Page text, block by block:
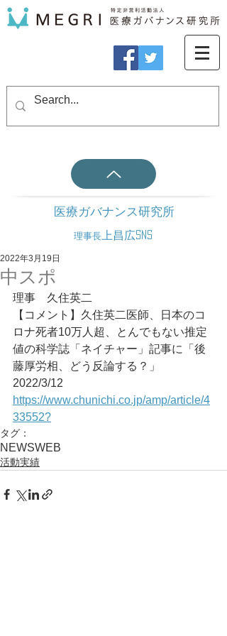
医療ガバナンス研究所
理事長 上昌広SNS
中スポ
2022年3月19日
理事　久住英二
【コメント】久住英二医師、日本のコ
ロナ死者10万人超、とんでもない推定
値の科学誌「ネイチャー」記事に「後
藤厚労相、どう反論する？」
2022/3/12
https://www.chunichi.co.jp/amp/article/4
33552?
タグ：
NEWSWEB
活動実績